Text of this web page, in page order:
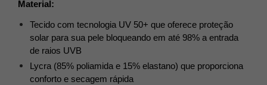
Material:
Tecido com tecnologia UV 50+ que oferece proteção
solar para sua pele bloqueando em até 98% a entrada
de raios UVB
Lycra (85% poliamida e 15% elastano) que proporciona
conforto e secagem rápida